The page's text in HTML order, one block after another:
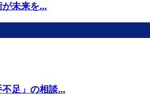
未来を...
足」の相談...